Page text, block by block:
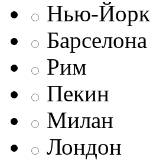
Нью-Йорк
Барселона
Рим
Пекин
Милан
Лондон